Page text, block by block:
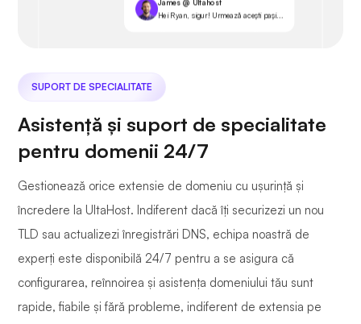
James @ Ultahost
Hei Ryan, sigur! Urmează acești pași...
SUPORT DE SPECIALITATE
Asistență și suport de specialitate
pentru domenii 24/7
Gestionează orice extensie de domeniu cu ușurință și
încredere la UltaHost. Indiferent dacă îți securizezi un nou
TLD sau actualizezi înregistrări DNS, echipa noastră de
experți este disponibilă 24/7 pentru a se asigura că
configurarea, reînnoirea și asistența domeniului tău sunt
rapide, fiabile și fără probleme, indiferent de extensia pe